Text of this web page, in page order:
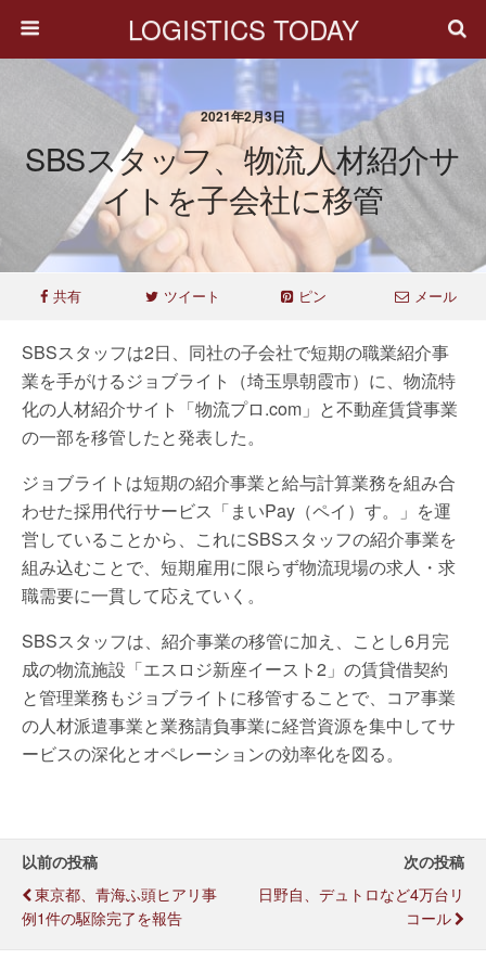
LOGISTICS TODAY
2021年2月3日
SBSスタッフ、物流人材紹介サ
イトを子会社に移管
共有 ツイート ピン メール
SBSスタッフは2日、同社の子会社で短期の職業紹介事
業を手がけるジョブライト（埼玉県朝霞市）に、物流特
化の人材紹介サイト「物流プロ.com」と不動産賃貸事業
の一部を移管したと発表した。
ジョブライトは短期の紹介事業と給与計算業務を組み合
わせた採用代行サービス「まいPay（ペイ）す。」を運
営していることから、これにSBSスタッフの紹介事業を
組み込むことで、短期雇用に限らず物流現場の求人・求
職需要に一貫して応えていく。
SBSスタッフは、紹介事業の移管に加え、ことし6月完
成の物流施設「エスロジ新座イースト2」の賃貸借契約
と管理業務もジョブライトに移管することで、コア事業
の人材派遣事業と業務請負事業に経営資源を集中してサ
ービスの深化とオペレーションの効率化を図る。
以前の投稿
東京都、青海ふ頭ヒアリ事
例1件の駆除完了を報告
次の投稿
日野自、デュトロなど4万台リ
コール